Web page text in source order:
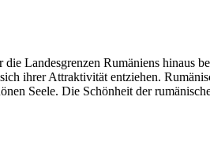
Landesgrenzen Rumäniens hinaus
ihrer Attraktivität entziehen.
Seele. Die Schönheit der